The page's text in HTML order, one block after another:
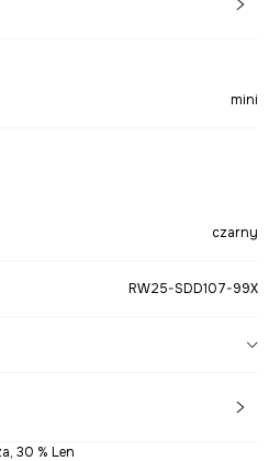
mini
czarny
RW25-SDD107-99X
30 % Len